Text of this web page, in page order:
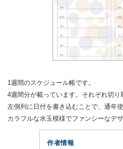
1週間のスケジュール帳です。
4週間分が載っています。それぞれ切り
左側列に日付を書き込むことで、通年
カラフルな水玉模様でファンシーなデザ
作者情報